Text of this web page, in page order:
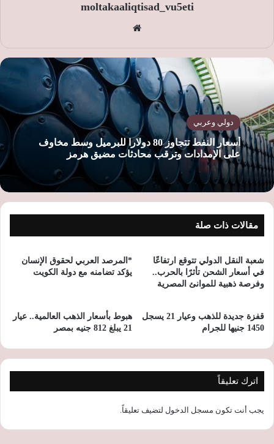
moltakaaliqtisad_vu5eti
الوي
دولي وعربي
أسعار النفط تتجاوز 80 دولارا للبرميل وسط مخاوف
على الإمدادات وترقب محادثات مضيق هرمز
مقالات ذات صلة
شعبة النقل الدولي تتوقع ارتفاعًا
في أسعار الشحن تأثرًا بالحرب..
وفرصة ذهبية للموانئ المصرية
*المرصد العربي لحقوق الإنسان
يؤكد تضامنه مع دولة الكويت
قفزة جديدة للذهب وعيار 21 يسجل
1450 جنيها للجرام
هبوط بأسعار الذهب العالمية.. عيار
21 يبلغ 812 جنيه بمصر
اترك تعليقاً
يجب أنت تكون مسجل الدخول لتضيف تعليقاً.